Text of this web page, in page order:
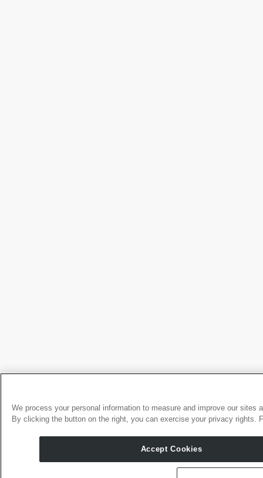
We process your personal information to measure and improve our
By clicking the button on the right, you can exercise your privacy rights.
Accept Cookies